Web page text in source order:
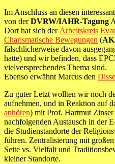
Im Anschluss an diesen
von derDVRW/IAHR-Tagung
Dort hat sich derArbeitskreis
Charismatische Bewegungen (
fälschlicherweise davon
hatte) und wir befinden, dass
vielversprechendes Thema sind.
Ebenso erwähnt Marcus den
Zu guter Letzt wollten wir noch
aufnehmen, und in Reaktion auf
anhören) mit Prof. Hartmut
nachfolgenden Austausch in der
die Studienstandorte der
führen. Zentralisierung mit
Seite vs. Vielfalt und
kleiner Standorte.